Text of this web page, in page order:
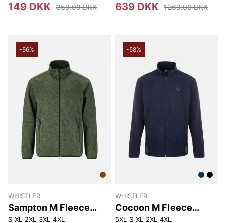
149 DKK 359.00 DKK 639 DKK 1269.00 DKK
-56%
WHISTLER
Sampton M Fleece
Jacket.
S XL 2XL 3XL 4XL
-58%
WHISTLER
Cocoon M Fleece
Jacket
5XL S XL 2XL 4XL